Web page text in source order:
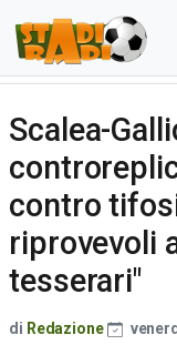
Scalea-
contro
riprovevoli
tesserari"
di Redazione